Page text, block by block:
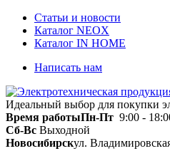
Статьи и новости
Каталог NEOX
Каталог IN HOME
Написать нам
Идеальный выбор для покупки
Время работыПн-Пт 9:00 -
Сб-Вс Выходной
Новосибирскул.